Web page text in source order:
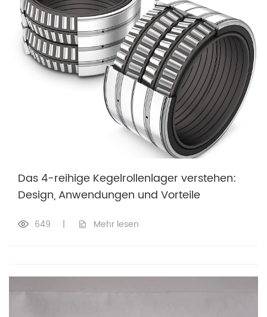
Das 4-reihige Kegelrollenlager verstehen:
Design, Anwendungen und Vorteile
649 | Mehr lesen